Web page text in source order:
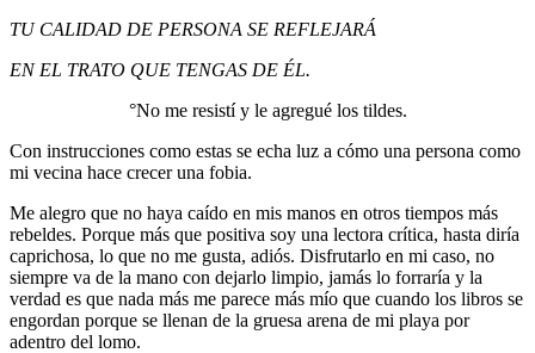
TU CALIDAD DE PERSONA SE REFLEJARÁ
EN EL TRATO QUE TENGAS DE ÉL.
°No me resistí y le agregué los tildes.
Con instrucciones como estas se echa luz a cómo una persona como
mi vecina hace crecer una fobia.
Me alegro que no haya caído en mis manos en otros tiempos más
rebeldes. Porque más que positiva soy una lectora crítica, hasta diría
caprichosa, lo que no me gusta, adiós. Disfrutarlo en mi caso, no
siempre va de la mano con dejarlo limpio, jamás lo forraría y la
verdad es que nada más me parece más mío que cuando los libros se
engordan porque se llenan de la gruesa arena de mi playa por
adentro del lomo.